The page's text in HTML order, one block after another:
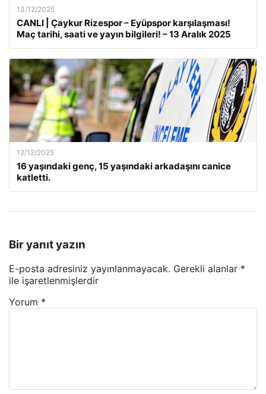
13/12/2025
CANLI | Çaykur Rizespor – Eyüpspor karşılaşması!
Maç tarihi, saati ve yayın bilgileri! – 13 Aralık 2025
12/12/2025
16 yaşındaki genç, 15 yaşındaki arkadaşını canice
katletti.
Bir yanıt yazın
E-posta adresiniz yayınlanmayacak. Gerekli alanlar *
ile işaretlenmişlerdir
Yorum *